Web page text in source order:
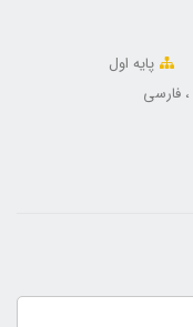
پایه اول
فارسی